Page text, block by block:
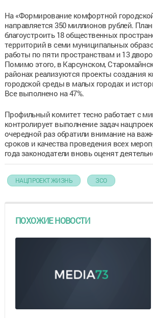
На «Формирование комфортной
направляется 350 миллионов рублей.
благоустроить 18 общественных
территорий в семи муниципальных
работы по пяти пространствам и 13
Помимо этого, в Карсунском,
районах реализуются проекты создания
городской среды в малых городах и
Все выполнено на 47%.
Профильный комитет тесно работает с
контролирует выполнение задач
очередной раз обратили внимание на
сроков и качества проведения всех
года законодатели вновь оценят
НАЦПРОЕКТ ЖИЗНЬ ЗСО
ПОХОЖИЕ НОВОСТИ